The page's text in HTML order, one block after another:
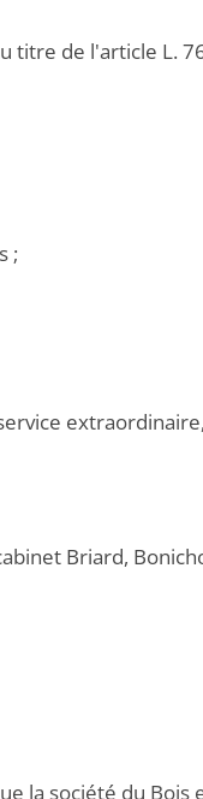
titre de l'article L.
;
extraordinaire,
Briard,
la société du